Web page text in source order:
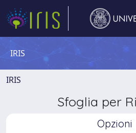
IRIS
IRIS
Sfoglia per
Opzioni